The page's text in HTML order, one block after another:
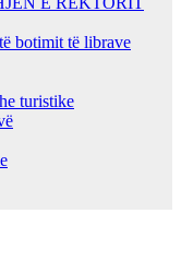
botimit të librave
turistike